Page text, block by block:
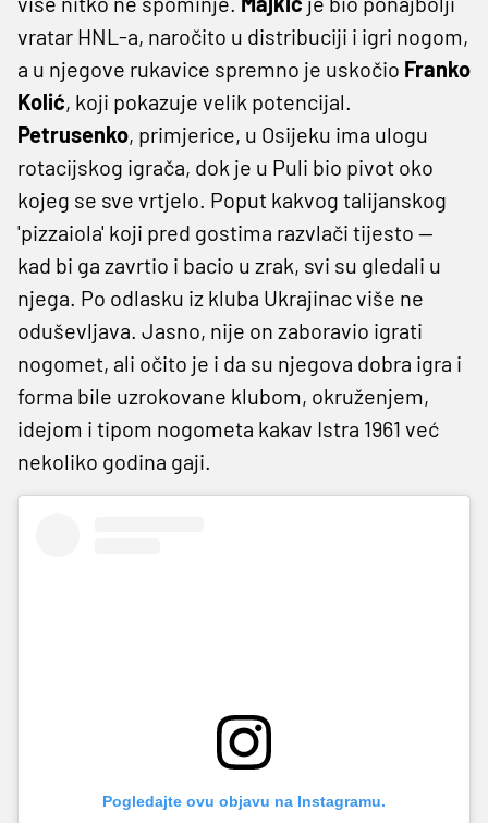
vratar HNL-a, naročito u distribuciji i igri nogom,
a u njegove rukavice spremno je uskočio Franko
Kolić, koji pokazuje velik potencijal.
Petrusenko, primjerice, u Osijeku ima ulogu
rotacijskog igrača, dok je u Puli bio pivot oko
kojeg se sve vrtjelo. Poput kakvog talijanskog
'pizzaiola' koji pred gostima razvlači tijesto —
kad bi ga zavrtio i bacio u zrak, svi su gledali u
njega. Po odlasku iz kluba Ukrajinac više ne
oduševljava. Jasno, nije on zaboravio igrati
nogomet, ali očito je i da su njegova dobra igra i
forma bile uzrokovane klubom, okruženjem,
idejom i tipom nogometa kakav Istra 1961 već
nekoliko godina gaji.
Pogledajte ovu objavu na Instagramu.